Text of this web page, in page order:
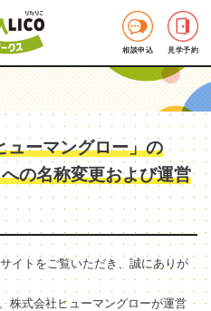
相談申込 見学予約
ューマングロー」の
の名称変更および運営
イトをご覧いただき、誠にありが
株式会社ヒューマングローが運営